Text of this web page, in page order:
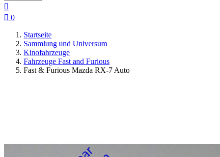

 0
Startseite
Sammlung und Universum
Kinofahrzeuge
Fahrzeuge Fast and Furious
Fast & Furious Mazda RX-7 Auto